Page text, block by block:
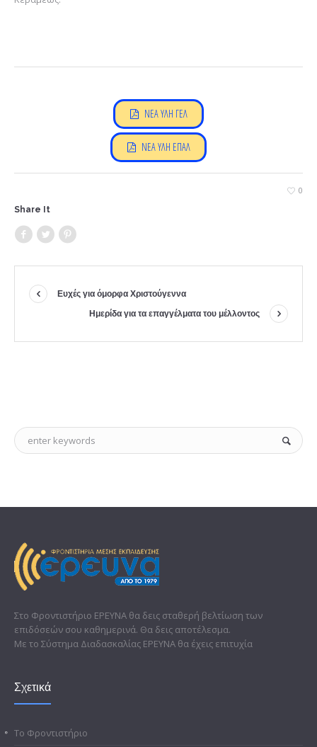
ΝΕΑ ΥΛΗ ΓΕΛ
ΝΕΑ ΥΛΗ ΕΠΑΛ
0
Share It
Ευχές για όμορφα Χριστούγεννα
Ημερίδα για τα επαγγέλματα του μέλλοντος
Στο Φροντιστήριο ΕΡΕΥΝΑ θα δεις σταθερή βελτίωση των
επιδόσεών σου καθημερινά. Θα δεις αποτέλεσμα.
Με το Σύστημα Διαδασκαλίας ΕΡΕΥΝΑ θα έχεις επιτυχία
Σχετικά
Το Φροντιστήριο